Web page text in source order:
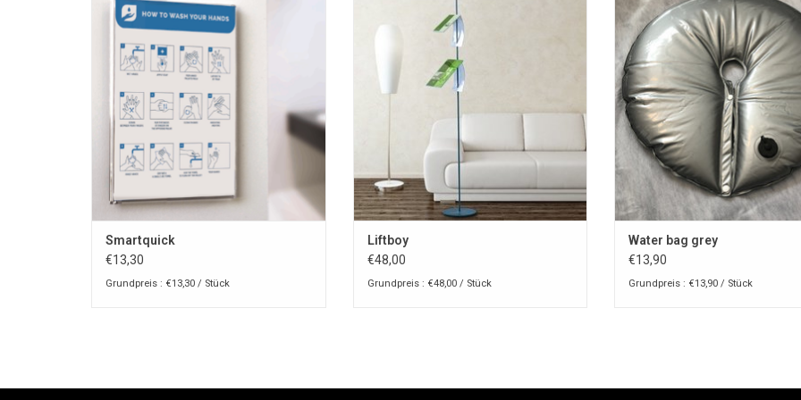
ZUM WARENKORB HINZUFÜGEN
Smartquick
€13,30
Grundpreis : €13,30 / Stück
ZUM WARENKORB HINZUFÜGEN
Liftboy
€48,00
Grundpreis : €48,00 / Stück
ZUM WARENKORB
Water bag grey
€13,90
Grundpreis : €13,90 / Stück